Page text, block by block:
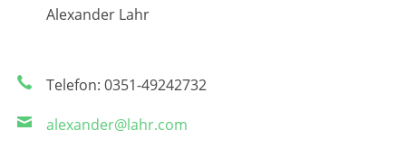
Alexander Lahr
Telefon: 0351-49242732
alexander@lahr.com